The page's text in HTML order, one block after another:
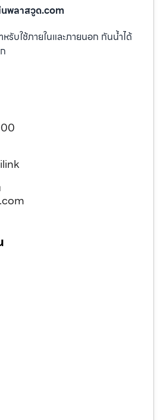
พลาสวูด.com
รับใช้ภายในและภายนอก กันน้ำได้